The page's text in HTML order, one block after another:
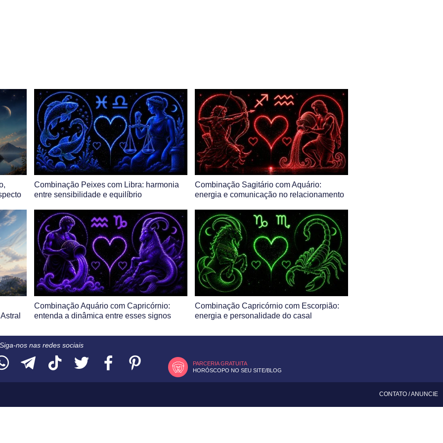
Combinação Peixes com Libra: harmonia
entre sensibilidade e equilíbrio
Combinação Sagitário com Aquário:
energia e comunicação no relacionamento
Combinação Aquário com Capricórnio:
entenda a dinâmica entre esses signos
Combinação Capricórnio com Escorpião:
energia e personalidade do casal
Siga-nos nas redes sociais
PARCERIA GRATUITA
HORÓSCOPO NO SEU SITE/BLOG
CONTATO /ANUNCIE